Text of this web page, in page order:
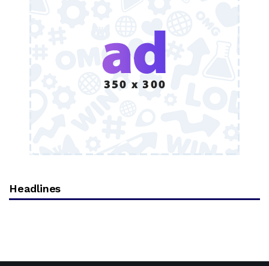
Headlines